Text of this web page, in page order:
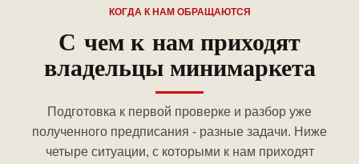
КОГДА К НАМ ОБРАЩАЮТСЯ
С чем к нам приходят
владельцы минимаркета
Подготовка к первой проверке и разбор уже
полученного предписания - разные задачи. Ниже
четыре ситуации, с которыми к нам приходят